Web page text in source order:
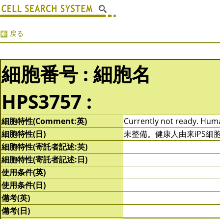
戻る
細胞番号 : 細胞名
HPS3757 :
細胞特性(Comment:英)
Currently not ready.
細胞特性(日)
未整備。健康人由来iPS細
細胞特性(寄託者記述:英)
細胞特性(寄託者記述:日)
使用条件(英)
使用条件(日)
備考(英)
備考(日)